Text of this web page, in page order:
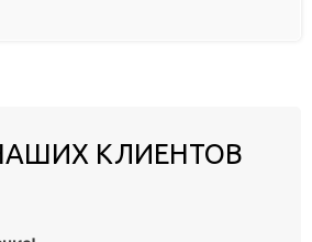
КЛИЕНТОВ